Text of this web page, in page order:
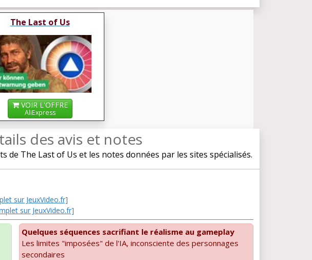
The Last of Us
VOIR L'OFFRE
AliExpress
des avis et notes
The Last of Us et les notes données par les sites spécialisés.
sur JeuxVideo.fr]
sur JeuxVideo.fr]
Quelques séquences sacrifiant le réalisme au gameplay
Les limites "imposées" de l'IA, inconsciente des personnages
secondaires